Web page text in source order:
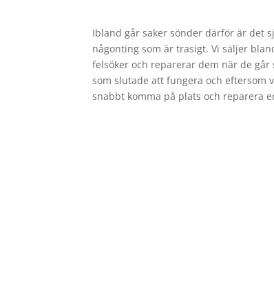
Ibland går saker sönder därför är det
någonting som är trasigt. Vi säljer
felsöker och reparerar dem när de
som slutade att fungera och eftersom
snabbt komma på plats och reparera